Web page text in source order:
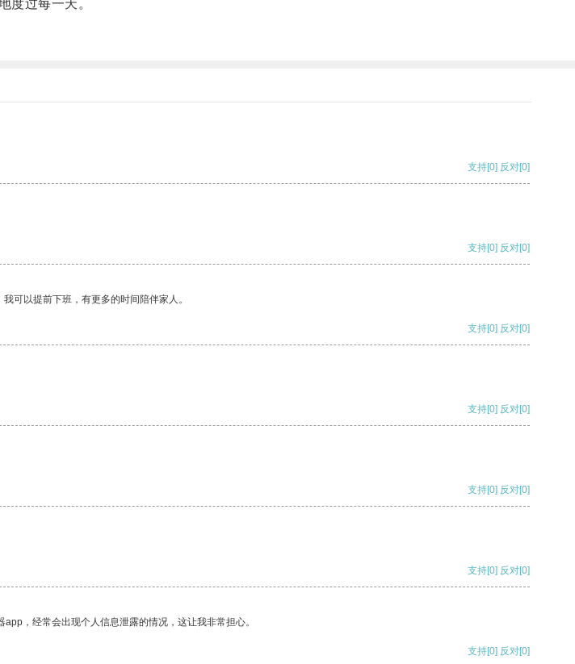
过每一天。
支持[0] 反对[0]
支持[0] 反对[0]
可以提前下班，有更多的时间陪伴家人。
支持[0] 反对[0]
支持[0] 反对[0]
支持[0] 反对[0]
支持[0] 反对[0]
，经常会出现个人信息泄露的情况，这让我非常担心。
支持[0] 反对[0]